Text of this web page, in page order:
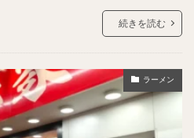
続きを読む
ラーメン